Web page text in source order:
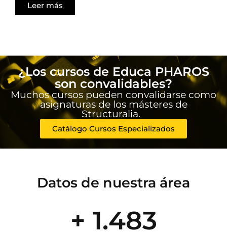
Leer más
¿Los cursos de Educa PHAROS
son convalidables?
Muchos cursos pueden convalidarse como
asignaturas de los másteres de
Structuralia.
Catálogo Cursos Especializados
Datos de nuestra área
+ 1.483